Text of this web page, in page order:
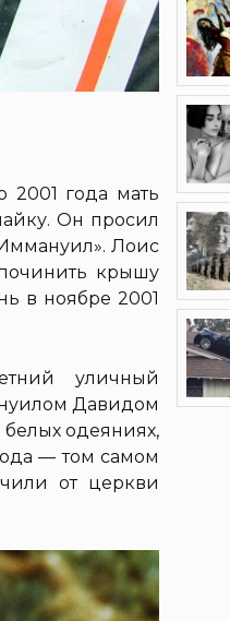
2001 года мать
Он просил
Лоис
крышу
в ноябре 2001
уличный
Давидом
одеяниях,
— том самом
от церкви